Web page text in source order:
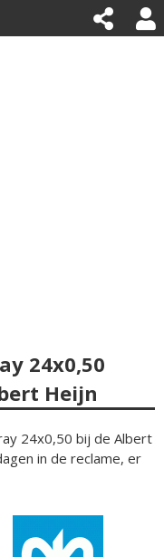
24x0,50
Heijn
24x0,50 bij de Albert
in de reclame, er